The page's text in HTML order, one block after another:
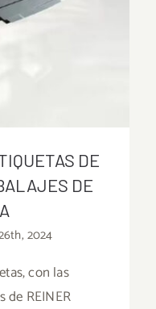
DE
DE MADERA
DE
DE
2024
con las
de REINER